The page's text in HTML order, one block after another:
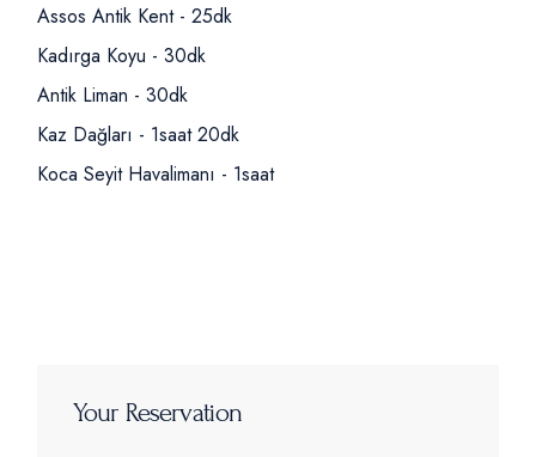
Assos Antik Kent - 25dk
Kadırga Koyu - 30dk
Antik Liman - 30dk
Kaz Dağları - 1saat 20dk
Koca Seyit Havalimanı - 1saat
Your Reservation